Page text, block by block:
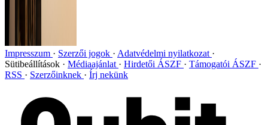
Impresszum Szerzői jogok
Adatvédelmi nyilatkozat
Sütibeállítások
Médiaajánlat Hirdetői ÁSZF
Támogatói ÁSZF
RSS
Szerzőinknek Írj nekünk